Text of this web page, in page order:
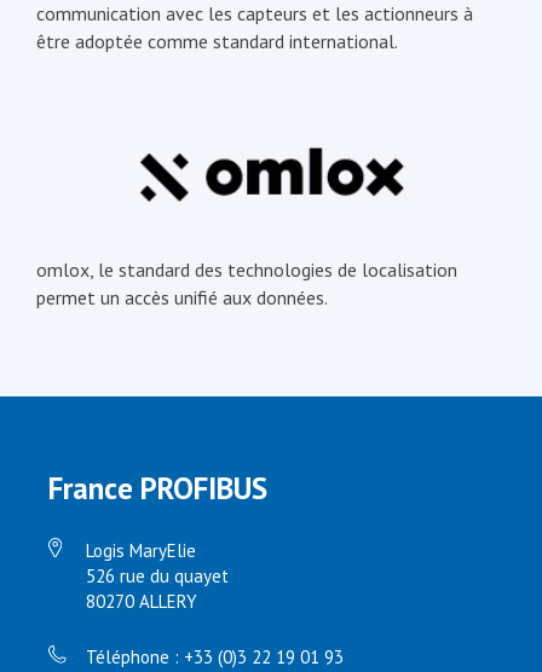
communication avec les capteurs et les actionneurs à
être adoptée comme standard international.
omlox, le standard des technologies de localisation
permet un accès unifié aux données.
France PROFIBUS
Logis MaryElie
526 rue du quayet
80270 ALLERY
Téléphone : +33 (0)3 22 19 01 93